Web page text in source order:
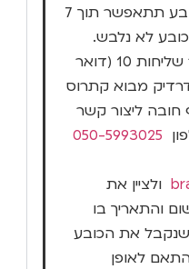
החלפה או החזרה של כובע תתאפשר תוך 7
לא נלבש.
ההחזרה תתבצע בדואר שליחות 10 (דואר
מבוא קתרוס
חובה ליצור קשר
050-5993025
ולציין את
והתאריך בו
את הכובע
לאופן